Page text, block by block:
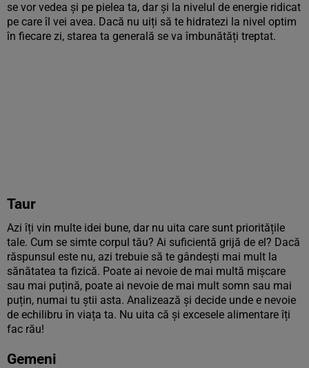
se vor vedea și pe pielea ta, dar și la nivelul de energie ridicat
pe care îl vei avea. Dacă nu uiți să te hidratezi la nivel optim
în fiecare zi, starea ta generală se va îmbunătăți treptat.
Taur
Azi îți vin multe idei bune, dar nu uita care sunt prioritățile
tale. Cum se simte corpul tău? Ai suficientă grijă de el? Dacă
răspunsul este nu, azi trebuie să te gândești mai mult la
sănătatea ta fizică. Poate ai nevoie de mai multă mișcare
sau mai puțină, poate ai nevoie de mai mult somn sau mai
puțin, numai tu știi asta. Analizează și decide unde e nevoie
de echilibru în viața ta. Nu uita că și excesele alimentare îți
fac rău!
Gemeni